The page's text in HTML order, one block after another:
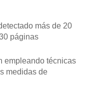
más de 20
páginas
empleando técnicas
medidas de